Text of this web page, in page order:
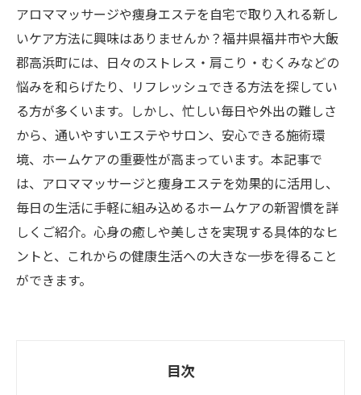
アロママッサージや痩身エステを自宅で取り入れる新し
いケア方法に興味はありませんか？福井県福井市や大飯
郡高浜町には、日々のストレス・肩こり・むくみなどの
悩みを和らげたり、リフレッシュできる方法を探してい
る方が多くいます。しかし、忙しい毎日や外出の難しさ
から、通いやすいエステやサロン、安心できる施術環
境、ホームケアの重要性が高まっています。本記事で
は、アロママッサージと痩身エステを効果的に活用し、
毎日の生活に手軽に組み込めるホームケアの新習慣を詳
しくご紹介。心身の癒しや美しさを実現する具体的なヒ
ントと、これからの健康生活への大きな一歩を得ること
ができます。
目次